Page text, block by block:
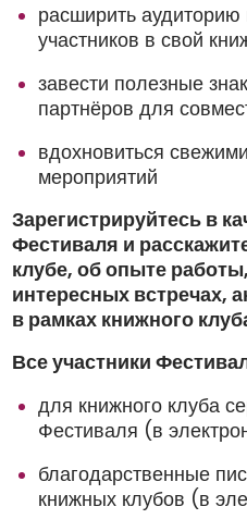
расширить
участников в свой
завести полезные
партнёров для
вдохновиться
мероприятий
Зарегистрируйтесь в
Фестиваля и
клубе, об опыте
интересных встречах,
в рамках книжного
Все участники
для книжного клуба
Фестиваля (в
благодарственные
книжных клубов (в